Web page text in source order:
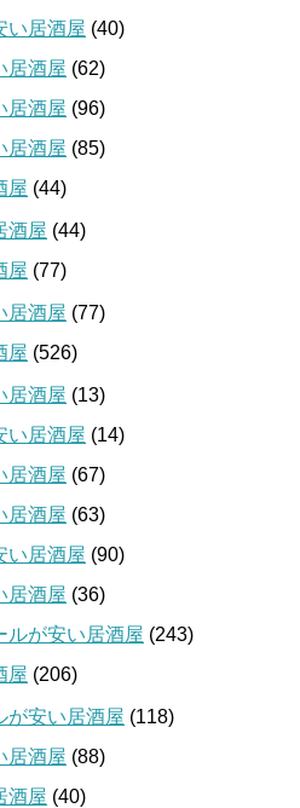
い居酒屋 (40)
居酒屋 (62)
居酒屋 (96)
居酒屋 (85)
屋 (44)
酒屋 (44)
屋 (77)
居酒屋 (77)
屋 (526)
居酒屋 (13)
い居酒屋 (14)
居酒屋 (67)
居酒屋 (63)
い居酒屋 (90)
居酒屋 (36)
ルが安い居酒屋 (243)
屋 (206)
が安い居酒屋 (118)
居酒屋 (88)
酒屋 (40)